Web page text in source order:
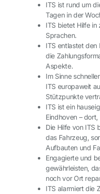
ITS ist rund um
Tagen in der
ITS bietet Hilfe in
Sprachen.
ITS entlastet den
die
Aspekte.
Im Sinne
ITS europaweit
Stützpunkte
ITS ist ein
Eindhoven –
Die Hilfe von ITS
das Fahrzeug,
Aufbauten und
Engagierte und
gewährleisten,
noch vor Ort
ITS alarmiert die